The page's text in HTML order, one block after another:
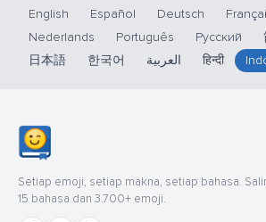
English Español Deutsch
Nederlands
Português Русский
日本語
한국어 العربية हिन्दी
Setiap emoji, setiap makna, setiap bahasa.
15 bahasa dan 3.700+ emoji.